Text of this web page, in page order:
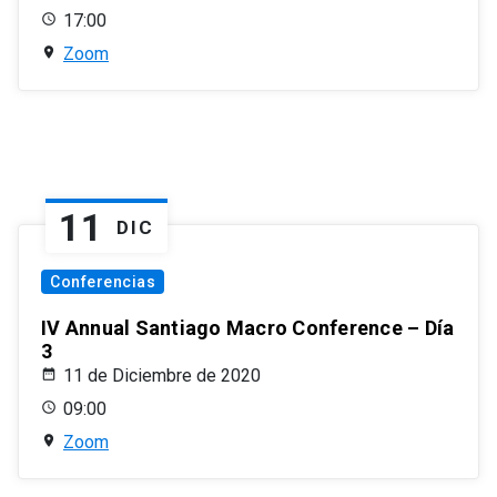
17:00
Zoom
11 DIC
Conferencias
IV Annual Santiago Macro Conference – Día
3
11 de Diciembre de 2020
09:00
Zoom